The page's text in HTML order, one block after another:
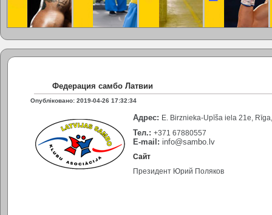
Федерация самбо Латвии
Опубліковано: 2019-04-26 17:32:34
Адрес: E. Birznieka-Upīša iela 21е,
Тел.: +371 67880557
E-mail: info@sambo.lv
Сайт
Президент Юрий Поляков